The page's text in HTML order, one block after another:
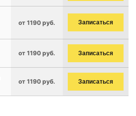
от 1190 руб. Записаться
от 1190 руб. Записаться
от 1190 руб. Записаться